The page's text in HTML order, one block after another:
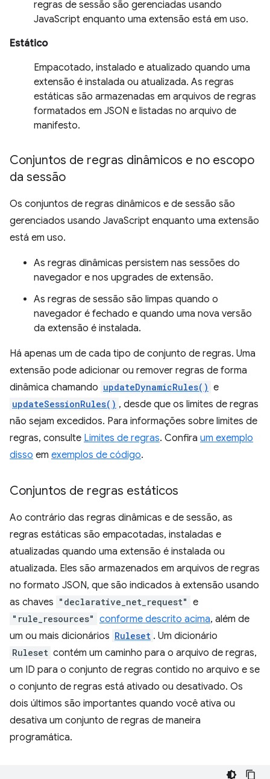
regras de sessão são gerenciadas usando
JavaScript enquanto uma extensão está em uso.
Estático
Empacotado, instalado e atualizado quando uma
extensão é instalada ou atualizada. As regras
estáticas são armazenadas em arquivos de regras
formatados em JSON e listadas no arquivo de
manifesto.
Conjuntos de regras dinâmicos e no escopo
da sessão
Os conjuntos de regras dinâmicos e de sessão são
gerenciados usando JavaScript enquanto uma extensão
está em uso.
As regras dinâmicas persistem nas sessões do
navegador e nos upgrades de extensão.
As regras de sessão são limpas quando o
navegador é fechado e quando uma nova versão
da extensão é instalada.
Há apenas um de cada tipo de conjunto de regras. Uma
extensão pode adicionar ou remover regras de forma
dinâmica chamando updateDynamicRules() e
updateSessionRules() , desde que os limites de regras
não sejam excedidos. Para informações sobre limites de
regras, consulte Limites de regras. Confira um exemplo
disso em exemplos de código.
Conjuntos de regras estáticos
Ao contrário das regras dinâmicas e de sessão, as
regras estáticas são empacotadas, instaladas e
atualizadas quando uma extensão é instalada ou
atualizada. Eles são armazenados em arquivos de regras
no formato JSON, que são indicados à extensão usando
as chaves "declarative_net_request" e
"rule_resources" conforme descrito acima, além de
um ou mais dicionários Ruleset . Um dicionário
Ruleset contém um caminho para o arquivo de regras,
um ID para o conjunto de regras contido no arquivo e se
o conjunto de regras está ativado ou desativado. Os
dois últimos são importantes quando você ativa ou
desativa um conjunto de regras de maneira
programática.